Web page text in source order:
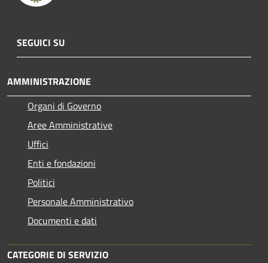
SEGUICI SU
AMMINISTRAZIONE
Organi di Governo
Aree Amministrative
Uffici
Enti e fondazioni
Politici
Personale Amministrativo
Documenti e dati
CATEGORIE DI SERVIZIO